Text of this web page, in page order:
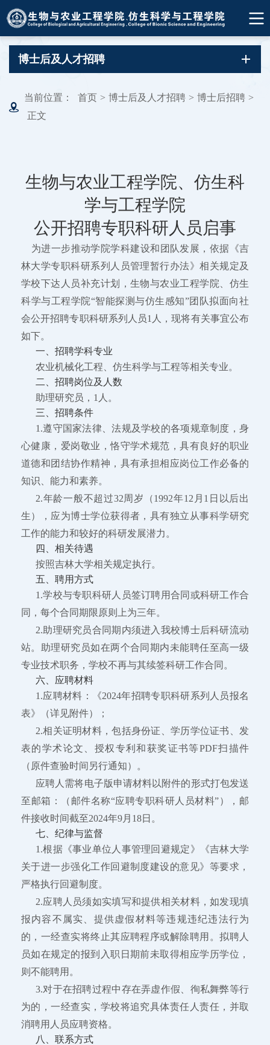
博士后及人才招聘
当前位置： 首页 > 博士后及人才招聘 > 博士后招聘 >
正文
生物与农业工程学院、仿生科
学与工程学院
公开招聘专职科研人员启事
为进一步推动学院学科建设和团队发展，依据《吉
林大学专职科研系列人员管理暂行办法》相关规定及
学校下达人员补充计划，生物与农业工程学院、仿生
科学与工程学院“智能探测与仿生感知”团队拟面向社
会公开招聘专职科研系列人员1人，现将有关事宜公布
如下。
一、招聘学科专业
农业机械化工程、仿生科学与工程等相关专业。
二、招聘岗位及人数
助理研究员，1人。
三、招聘条件
1.遵守国家法律、法规及学校的各项规章制度，身
心健康，爱岗敬业，恪守学术规范，具有良好的职业
道德和团结协作精神，具有承担相应岗位工作必备的
知识、能力和素养。
2.年龄一般不超过32周岁（1992年12月1日以后出
生），应为博士学位获得者，具有独立从事科学研究
工作的能力和较好的科研发展潜力。
四、相关待遇
按照吉林大学相关规定执行。
五、聘用方式
1.学校与专职科研人员签订聘用合同或科研工作合
同，每个合同期限原则上为三年。
2.助理研究员合同期内须进入我校博士后科研流动
站。助理研究员如在两个合同期内未能聘任至高一级
专业技术职务，学校不再与其续签科研工作合同。
六、应聘材料
1.应聘材料：《2024年招聘专职科研系列人员报名
表》（详见附件）；
2.相关证明材料，包括身份证、学历学位证书、发
表的学术论文、授权专利和获奖证书等PDF扫描件
（原件查验时间另行通知）。
应聘人需将电子版申请材料以附件的形式打包发送
至邮箱：（邮件名称“应聘专职科研人员材料”），邮
件接收时间截至2024年9月18日。
七、纪律与监督
1.根据《事业单位人事管理回避规定》《吉林大学
关于进一步强化工作回避制度建设的意见》等要求，
严格执行回避制度。
2.应聘人员须如实填写和提供相关材料，如发现填
报内容不属实、提供虚假材料等违规违纪违法行为
的，一经查实将终止其应聘程序或解除聘用。拟聘人
员如在规定的报到入职日期前未取得相应学历学位，
则不能聘用。
3.对于在招聘过程中存在弄虚作假、徇私舞弊等行
为的，一经查实，学校将追究具体责任人责任，并取
消聘用人员应聘资格。
八、联系方式